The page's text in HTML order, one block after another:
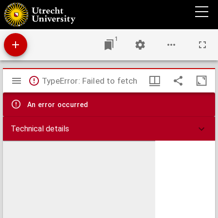
Alle de medicinale en chirurgicale werken mitsgaders Embryulcia Vera, beneffens het
ampt en pligt der vroed-vrouwen, en bijsondere aanmerkingen de vrouwen en
kinderen betreffende, : ofte ware oeffeningen der doode vruchten
1
Mirador
viewer
TypeError: Failed to fetch
An error occurred
Technical details